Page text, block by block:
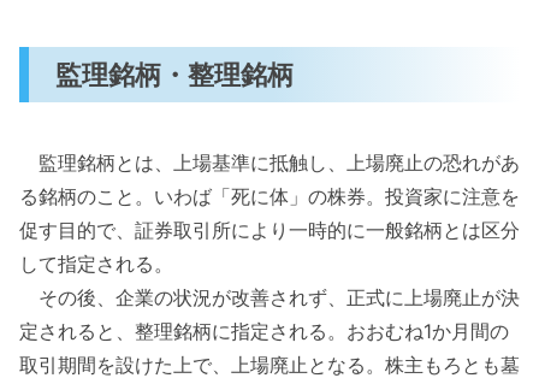
監理銘柄・整理銘柄
監理銘柄とは、上場基準に抵触し、上場廃止の恐れがあ
る銘柄のこと。いわば「死に体」の株券。投資家に注意を
促す目的で、証券取引所により一時的に一般銘柄とは区分
して指定される。
その後、企業の状況が改善されず、正式に上場廃止が決
定されると、整理銘柄に指定される。おおむね1か月間の
取引期間を設けた上で、上場廃止となる。株主もろとも墓